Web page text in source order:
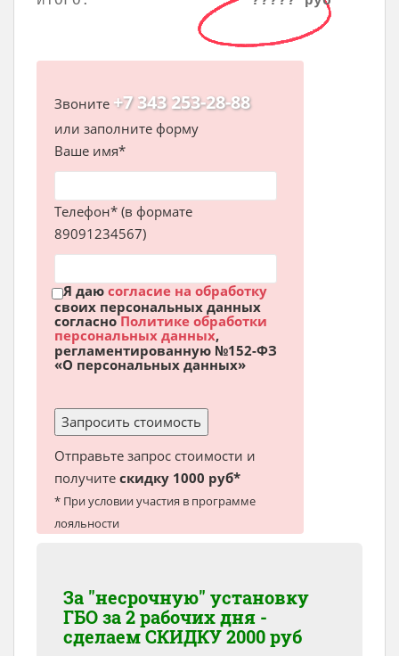
Звоните +7 343 253-28-88
или заполните форму
Ваше имя*
Телефон* (в формате
89091234567)
Я даю согласие на обработку
своих персональных данных
согласноПолитике обработки
персональных данных,
регламентированную №152-ФЗ
«О персональных данных»
Отправьте запрос стоимости и
получите скидку 1000 руб*
* При условии участия в программе
лояльности
За "несрочную" установку
ГБО за 2 рабочих дня -
сделаемСКИДКУ 2000 руб